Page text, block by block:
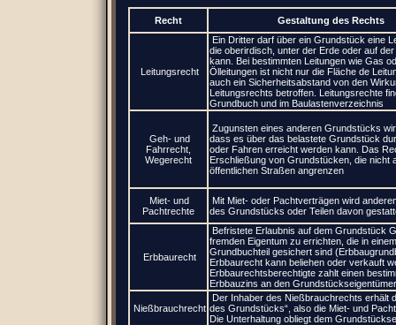
Recht Gestaltung des Rechts
Leitungsrecht
Ein Dritter darf über ein Grundstück eine
die oberirdisch, unter der Erde oder auf der
kann. Bei bestimmten Leitungen wie Gas
Ölleitungen ist nicht nur die Fläche de
auch ein Sicherheitsabstand von den
Leitungsrechts betroffen. Leitungsrechte
Grundbuch und im Baulastenverzeichnis
Geh- und
Fahrrecht,
Wegerecht
Zugunsten eines anderen Grundstücks
dass es über das belastete Grundstück
oder Fahren erreicht werden kann. Das
Erschließung von Grundstücken, die nicht
öffentlichen Straßen angrenzen
Miet- und
Pachtrechte
Mit Miet- oder Pachtverträgen wird
des Grundstücks oder Teilen davon
Erbbaurecht
Befristete Erlaubnis auf dem Grundstück
fremden Eigentum zu errichten, die in
Grundbuchteil gesichert sind
Erbbaurecht kann beliehen oder verkauft
Erbbaurechtsberechtigte zahlt einen
Erbbauzins an den
Nießbrauchrecht
Der Inhaber des Nießbrauchrechts erhält
des Grundstücks“, also die Miet- und
Die Unterhaltung obliegt dem